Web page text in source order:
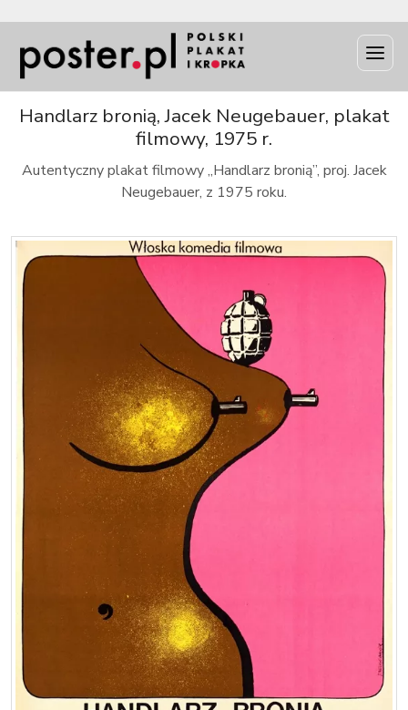
Handlarz bronią, Jacek Neugebauer, plakat
filmowy, 1975 r.
Autentyczny plakat filmowy „Handlarz bronią”, proj. Jacek
Neugebauer, z 1975 roku.